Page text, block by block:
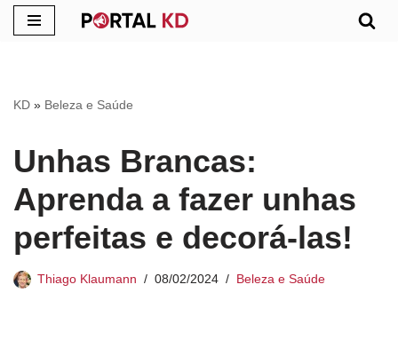
conteúdo
KD » Beleza e Saúde
Unhas Brancas:
Aprenda a fazer unhas
perfeitas e decorá-las!
Thiago Klaumann 08/02/2024 Beleza e Saúde